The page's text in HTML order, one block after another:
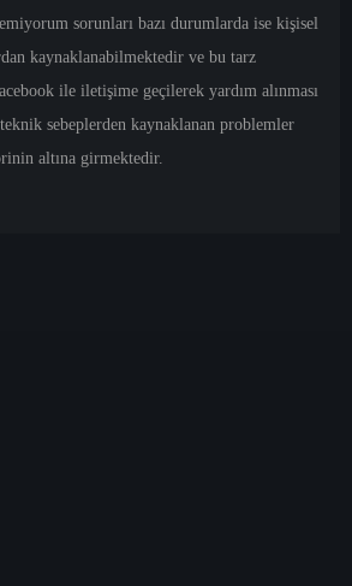
sorunları bazı durumlarda ise kişisel
kaynaklanabilmektedir ve bu tarz
ile iletişime geçilerek yardım alınması
sebeplerden kaynaklanan problemler
altına girmektedir.